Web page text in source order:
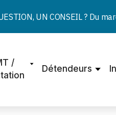
UN CONSEIL ? Du
/
Détendeurs